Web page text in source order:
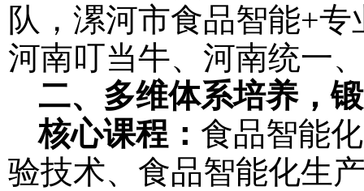
队，漯河市食品智能+专
河南叮当牛、河南统一
二、多维体系培养，
核心课程： 食品智能
验技术、食品智能化生